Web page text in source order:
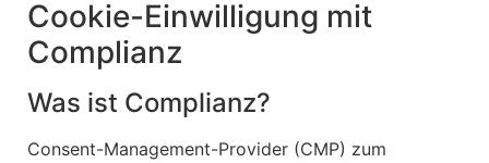
Cookie-Einwilligung mit
Complianz
Was ist Complianz?
Consent-Management-Provider (CMP) zum